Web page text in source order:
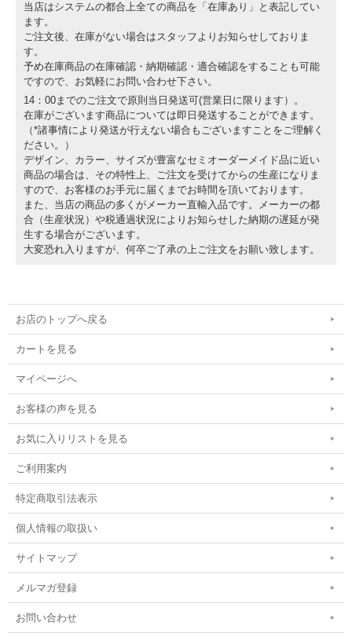
当店はシステムの都合上全ての商品を「在庫あり」と表記してい
ます。
ご注文後、在庫がない場合はスタッフよりお知らせしておりま
す。
予め在庫商品の在庫確認・納期確認・適合確認をすることも可能
ですので、お気軽にお問い合わせ下さい。
14：00までのご注文で原則当日発送可(営業日に限ります）。
在庫がございます商品については即日発送することができます。
（*諸事情により発送が行えない場合もございますことをご理解く
ださい。）
デザイン、カラー、サイズが豊富なセミオーダーメイド品に近い
商品の場合は、その特性上、ご注文を受けてからの生産になりま
すので、お客様のお手元に届くまでお時間を頂いております。
また、当店の商品の多くがメーカー直輸入品です。メーカーの都
合（生産状況）や税通過状況によりお知らせした納期の遅延が発
生する場合がございます。
大変恐れ入りますが、何卒ご了承の上ご注文をお願い致します。
お店のトップへ戻る
カートを見る
マイページへ
お客様の声を見る
お気に入りリストを見る
ご利用案内
特定商取引法表示
個人情報の取扱い
サイトマップ
メルマガ登録
お問い合わせ